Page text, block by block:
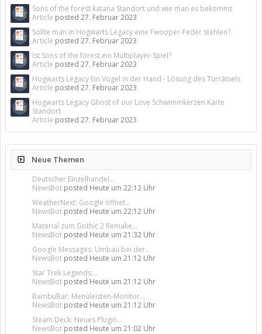
Sons of the forest katana Standort und wie man es bekommt
Article posted 27. Februar 2023
Sollte man in Hogwarts Legacy eine Fwooper-Feder stehlen?
Article posted 27. Februar 2023
Ist Sons of the forest ein Multiplayer-Spiel?
Article posted 27. Februar 2023
Hogwarts Legacy Ein Vogel in der Hand - Lösung des Türrätsels
Article posted 27. Februar 2023
Hogwarts Legacy Ghost of our Love Schwimmkerzen Karte
Standort
Article posted 27. Februar 2023
Neue Themen
Deutscher Einzelhandel...
NewsBot posted Heute um 22:12 Uhr
WeatherNext: Google öffnet...
NewsBot posted Heute um 22:12 Uhr
Material zum Gothic 2 Remake...
NewsBot posted Heute um 21:32 Uhr
Google Messages: Umbau bei der...
NewsBot posted Heute um 21:12 Uhr
Star Trek Legends:...
NewsBot posted Heute um 21:12 Uhr
BambuBar: Menüleisten-Monitor...
NewsBot posted Heute um 21:12 Uhr
Steam Deck: Neues Plugin...
NewsBot posted Heute um 21:02 Uhr